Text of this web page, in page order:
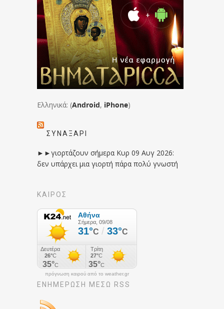
Ελληνικά: (Android, iPhone)
ΣΥΝΑΞΆΡΙ
►►γιορτάζουν σήμερα Κυρ 09 Αυγ 2026:
δεν υπάρχει μια γιορτή πάρα πολύ γνωστή
ΚΑΙΡΟΣ
πρόγνωση καιρού από το weather.gr
ΕΝΗΜΈΡΩΣΉ ΜΕΣΩ RSS